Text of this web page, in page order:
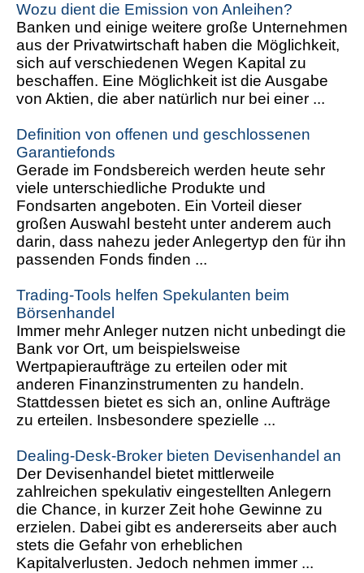
Wozu dient die Emission von Anleihen?
Banken und einige weitere große Unternehmen
aus der Privatwirtschaft haben die Möglichkeit,
sich auf verschiedenen Wegen Kapital zu
beschaffen. Eine Möglichkeit ist die Ausgabe
von Aktien, die aber natürlich nur bei einer ...
Definition von offenen und geschlossenen
Garantiefonds
Gerade im Fondsbereich werden heute sehr
viele unterschiedliche Produkte und
Fondsarten angeboten. Ein Vorteil dieser
großen Auswahl besteht unter anderem auch
darin, dass nahezu jeder Anlegertyp den für ihn
passenden Fonds finden ...
Trading-Tools helfen Spekulanten beim
Börsenhandel
Immer mehr Anleger nutzen nicht unbedingt die
Bank vor Ort, um beispielsweise
Wertpapieraufträge zu erteilen oder mit
anderen Finanzinstrumenten zu handeln.
Stattdessen bietet es sich an, online Aufträge
zu erteilen. Insbesondere spezielle ...
Dealing-Desk-Broker bieten Devisenhandel an
Der Devisenhandel bietet mittlerweile
zahlreichen spekulativ eingestellten Anlegern
die Chance, in kurzer Zeit hohe Gewinne zu
erzielen. Dabei gibt es andererseits aber auch
stets die Gefahr von erheblichen
Kapitalverlusten. Jedoch nehmen immer ...